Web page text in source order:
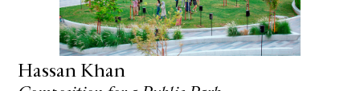
Hassan Khan